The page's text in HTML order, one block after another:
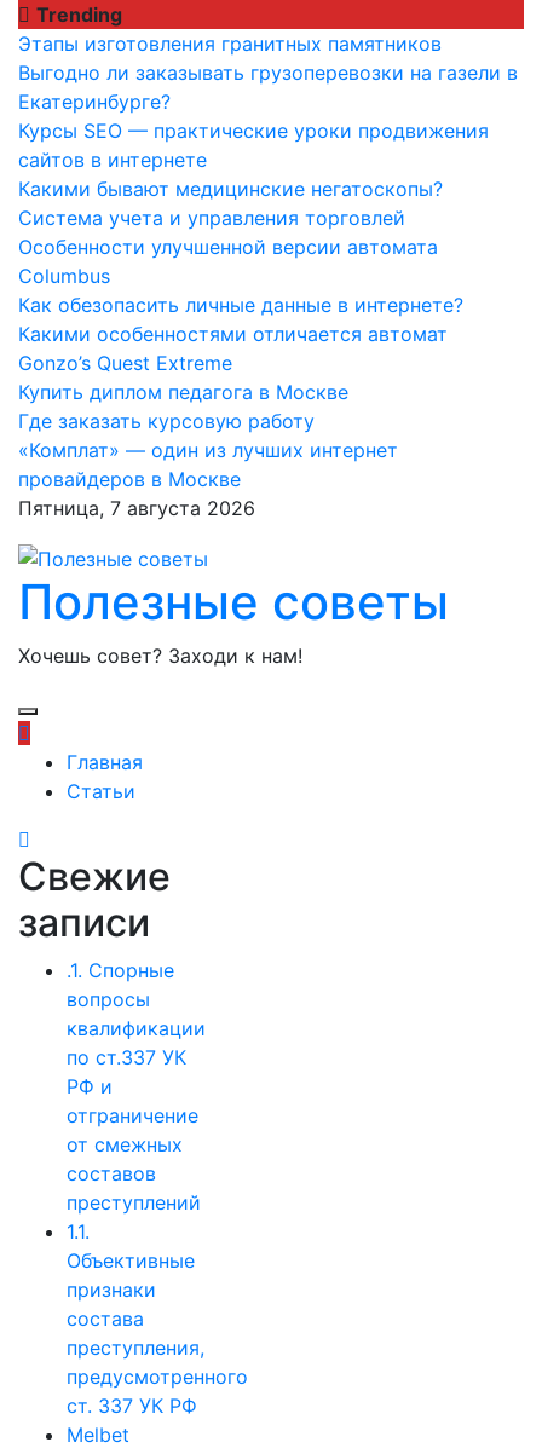
Перейти
содержимому
Trending
Этапы изготовления гранитных памятников
Выгодно ли заказывать грузоперевозки на газели в
Екатеринбурге?
Курсы SEO — практические уроки продвижения
сайтов в интернете
Какими бывают медицинские негатоскопы?
Система учета и управления торговлей
Особенности улучшенной версии автомата
Columbus
Как обезопасить личные данные в интернете?
Какими особенностями отличается автомат
Gonzo’s Quest Extreme
Купить диплом педагога в Москве
Где заказать курсовую работу
«Комплат» — один из лучших интернет
провайдеров в Москве
Пятница, 7 августа 2026
Полезные советы
Хочешь совет? Заходи к нам!
Главная
Статьи
Свежие
записи
.1. Спорные
вопросы
квалификации
по ст.337 УК
РФ и
отграничение
от смежных
составов
преступлений
1.1.
Объективные
признаки
состава
преступления,
предусмотренного
ст. 337 УК РФ
Melbet